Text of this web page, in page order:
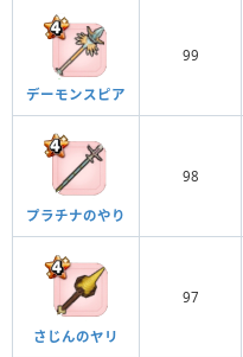
デーモンスピア
99
プラチナのやり
98
さじんのヤリ
97